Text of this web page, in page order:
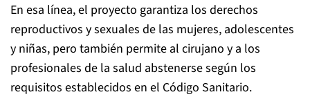
En esa línea, el proyecto garantiza los derechos
reproductivos y sexuales de las mujeres, adolescentes
y niñas, pero también permite al cirujano y a los
profesionales de la salud abstenerse según los
requisitos establecidos en el Código Sanitario.